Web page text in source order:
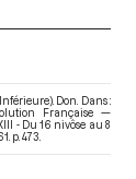
Don. Dans :
Française —
- Du 16 nivôse au 8
p. 473.